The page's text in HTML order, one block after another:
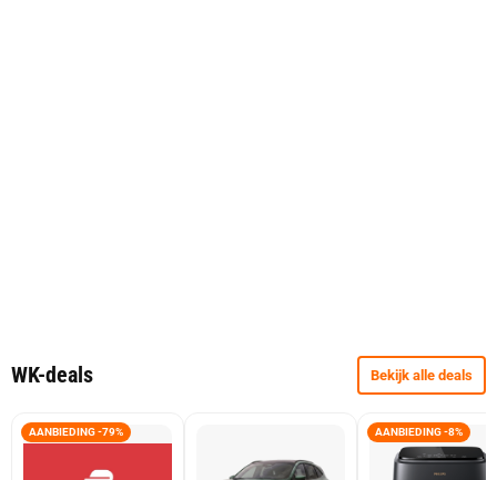
WK-deals Bekijk alle deals
AANBIEDING -79% AANBIEDING -8%